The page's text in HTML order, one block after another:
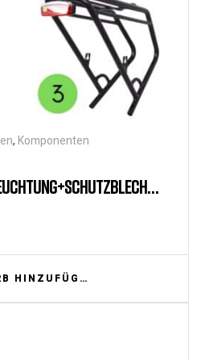
, Komponenten
(FE)
HINZUFÜGEN